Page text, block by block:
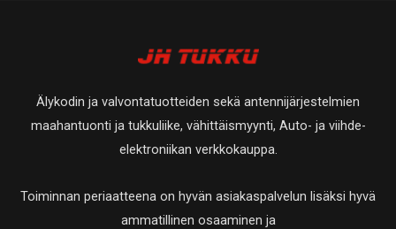
Älykodin ja valvontatuotteiden sekä antennijärjestelmien
maahantuonti ja tukkuliike, vähittäismyynti, Auto- ja viihde-
elektroniikan verkkokauppa.
Toiminnan periaatteena on hyvän asiakaspalvelun lisäksi hyvä
ammatillinen osaaminen ja